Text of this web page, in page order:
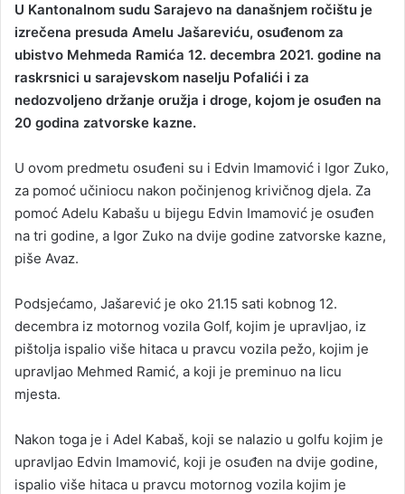
U Kantonalnom sudu Sarajevo na današnjem ročištu je
izrečena presuda Amelu Jašareviću, osuđenom za
ubistvo Mehmeda Ramića 12. decembra 2021. godine na
raskrsnici u sarajevskom naselju Pofalići i za
nedozvoljeno držanje oružja i droge, kojom je osuđen na
20 godina zatvorske kazne.
U ovom predmetu osuđeni su i Edvin Imamović i Igor Zuko,
za pomoć učiniocu nakon počinjenog krivičnog djela. Za
pomoć Adelu Kabašu u bijegu Edvin Imamović je osuđen
na tri godine, a Igor Zuko na dvije godine zatvorske kazne,
piše Avaz.
Podsjećamo, Jašarević je oko 21.15 sati kobnog 12.
decembra iz motornog vozila Golf, kojim je upravljao, iz
pištolja ispalio više hitaca u pravcu vozila pežo, kojim je
upravljao Mehmed Ramić, a koji je preminuo na licu
mjesta.
Nakon toga je i Adel Kabaš, koji se nalazio u golfu kojim je
upravljao Edvin Imamović, koji je osuđen na dvije godine,
ispalio više hitaca u pravcu motornog vozila kojim je